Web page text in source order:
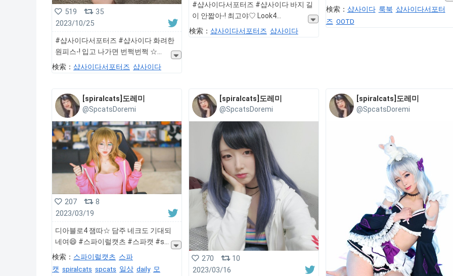
519
35
2023/10/25
#샵사이다서포터즈 #샵사이다 화려한
원피스-! 입고 나가면 번쩍번쩍 ☆
検索： 샵사이다서포터즈 샵사이다
#샵사이다서포터즈 #샵사이다 바지 길
이 안짧아-! 최고야♡ Look4
検索： 샵사이다서포터즈 샵사이다
検索： 샵사이다 룩북 샵사이다서포터
즈 OOTD
[spiralcats]도레미
@SpcatsDoremi
207
8
2023/03/19
디아블로4 잼따☆ 담주 네크도 기대되
네여😄 #스파이럴캣츠 #스파캣 #s
検索： 스파이럴캣츠 스파
캣 spiralcats spcats 일상 daily 모
[spiralcats]도레미
@SpcatsDoremi
270
10
2023/03/16
[spiralcats]도레미
@SpcatsDoremi